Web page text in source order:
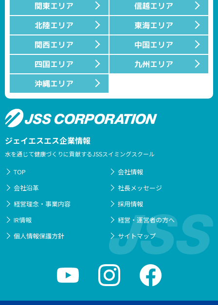
関東エリア
信越エリア
北陸エリア
東海エリア
関西エリア
中国エリア
四国エリア
九州エリア
沖縄エリア
ジェイエスエス企業情報
水を通じて健康づくりに貢献するJSSスイミングスクール
TOP
会社情報
会社沿革
社長メッセージ
経営理念・事業内容
採用情報
IR情報
経営・運営者の方へ
個人情報保護方針
サイトマップ